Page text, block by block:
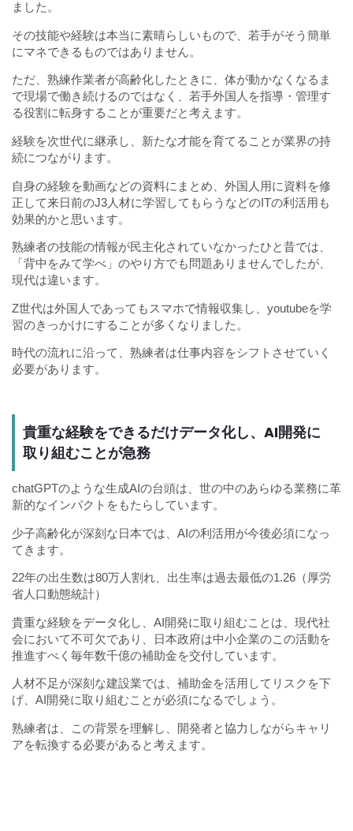
ました。
その技能や経験は本当に素晴らしいもので、若手がそう簡単
にマネできるものではありません。
ただ、熟練作業者が高齢化したときに、体が動かなくなるま
で現場で働き続けるのではなく、若手外国人を指導・管理す
る役割に転身することが重要だと考えます。
経験を次世代に継承し、新たな才能を育てることが業界の持
続につながります。
自身の経験を動画などの資料にまとめ、外国人用に資料を修
正して来日前のJ3人材に学習してもらうなどのITの利活用も
効果的かと思います。
熟練者の技能の情報が民主化されていなかったひと昔では、
「背中をみて学べ」のやり方でも問題ありませんでしたが、
現代は違います。
Z世代は外国人であってもスマホで情報収集し、youtubeを学
習のきっかけにすることが多くなりました。
時代の流れに沿って、熟練者は仕事内容をシフトさせていく
必要があります。
貴重な経験をできるだけデータ化し、AI開発に
取り組むことが急務
chatGPTのような生成AIの台頭は、世の中のあらゆる業務に革
新的なインパクトをもたらしています。
少子高齢化が深刻な日本では、AIの利活用が今後必須になっ
てきます。
22年の出生数は80万人割れ、出生率は過去最低の1.26（厚労
省人口動態統計）
貴重な経験をデータ化し、AI開発に取り組むことは、現代社
会において不可欠であり、日本政府は中小企業のこの活動を
推進すべく毎年数千億の補助金を交付しています。
人材不足が深刻な建設業では、補助金を活用してリスクを下
げ、AI開発に取り組むことが必須になるでしょう。
熟練者は、この背景を理解し、開発者と協力しながらキャリ
アを転換する必要があると考えます。